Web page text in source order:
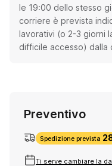
le 19:00 dello stesso
corriere è prevista
lavorativi (o 2-3 giorni
difficile accesso) dalla
Preventivo
Spedizione prevista
Ti serve cambiare la